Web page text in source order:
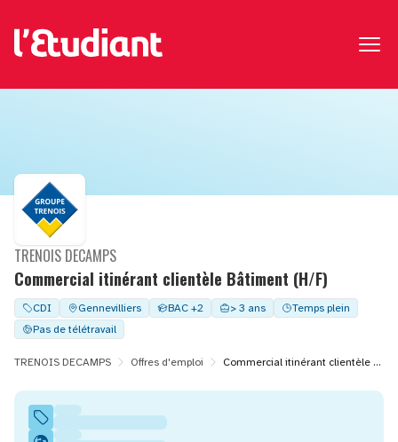
Commercial itinérant clientèle Bâtiment (H/F)
TRENOIS DECAMPS
CDI Gennevilliers BAC +2 > 3 ans
Temps plein
Pas de télétravail
TRENOIS DECAMPS Offres d'emploi Commercial itinérant clientèle Bâtiment (H/F)